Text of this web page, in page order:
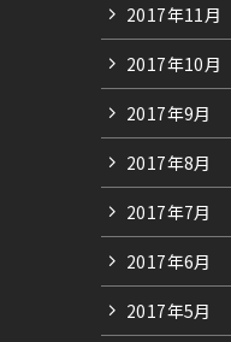
2017年11月
2017年10月
2017年9月
2017年8月
2017年7月
2017年6月
2017年5月